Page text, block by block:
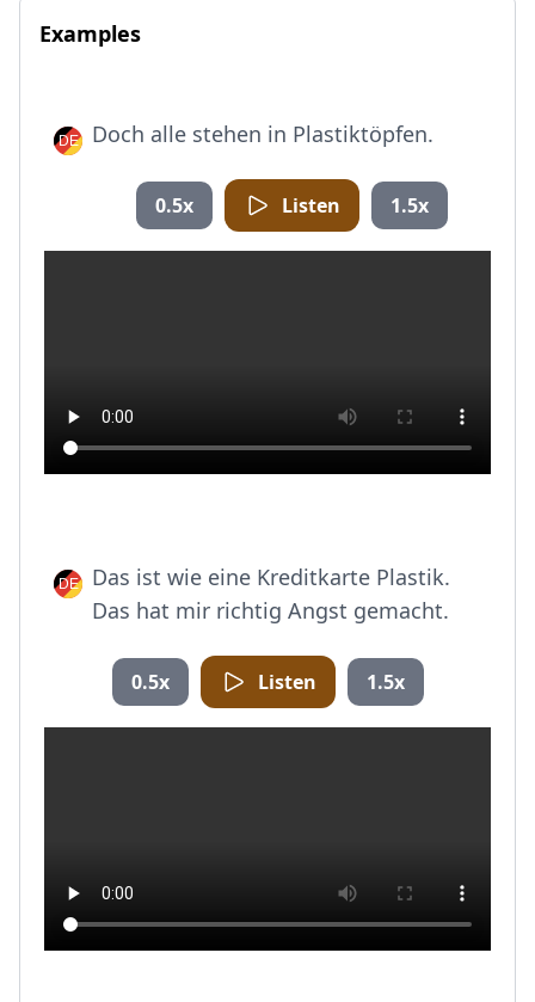
Examples
Doch alle stehen in Plastiktöpfen.
0.5x Listen 1.5x
Das ist wie eine Kreditkarte Plastik.
Das hat mir richtig Angst gemacht.
0.5x Listen 1.5x